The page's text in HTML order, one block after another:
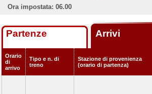
Ora impostata: 06.00
Partenze Arrivi
Orario
di
arrivo
Tipo e n. di
treno
Stazione di provenienza
(orario di partenza)